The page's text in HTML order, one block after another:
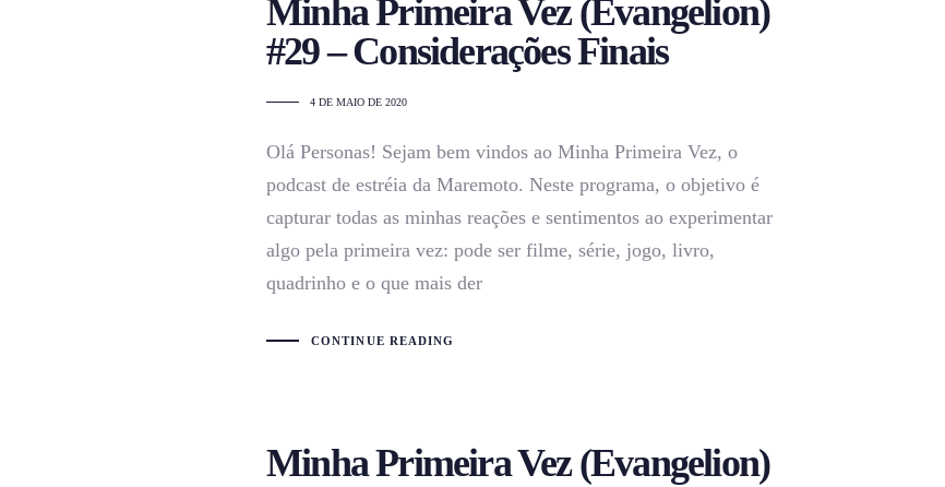
Minha Primeira Vez (Evangelion)
#29 – Considerações Finais
4 DE MAIO DE 2020
Olá Personas! Sejam bem vindos ao Minha Primeira Vez, o
podcast de estréia da Maremoto. Neste programa, o objetivo é
capturar todas as minhas reações e sentimentos ao experimentar
algo pela primeira vez: pode ser filme, série, jogo, livro,
quadrinho e o que mais der
CONTINUE READING
Minha Primeira Vez (Evangelion)